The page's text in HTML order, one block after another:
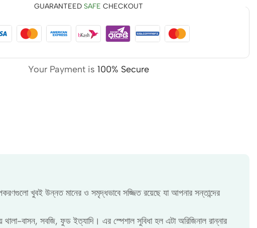
GUARANTEED SAFE CHECKOUT
Your Payment is 100% Secure
খুবই উন্নত মানের ও সমৃদ্ধভাবে সজ্জিত রয়েছে যা আপনার সন্তান্দের
বাসন, সবজি, ফুড ইত্যাদি। এর স্পেশাল সুবিধা হল এটা অরিজিনাল রান্নার